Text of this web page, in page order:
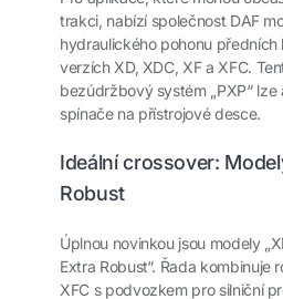
trakci, nabízí společnost DAF
hydraulického pohonu
verzích XD, XDC, XF a XFC.
bezúdržbový systém „PXP“
spínače na přístrojové desce.
Ideální crossover:
Robust
Úplnou novinkou jsou modely
Extra Robust“. Řada kombinuje
XFC s podvozkem pro silniční